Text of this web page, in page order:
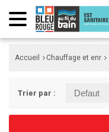
Accueil Chauffage et enr
Trier par :